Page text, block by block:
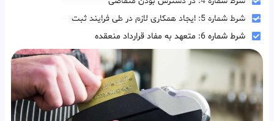
شرط شماره 5: ایجاد همکاری لازم در طی فرایند ثبت
شرط شماره 6: متعهد به مفاد قرارداد منعقده